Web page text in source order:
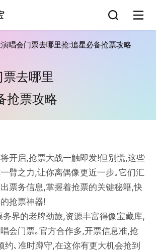
唱会门票去哪里抢:追星必备抢票攻略
去哪里
抢票攻略
开启,抢票大战一触即发!但别慌,这些
臂之力,让你离偶像更近一步｡它们汇
票务信息,掌握着抢票的关键秘籍,快
抢票神器!
务界的老牌劲旅,资源丰富得像宝藏库,
会门票｡官方合作多,开票信息准,抢
约､准时蹲守,在这你有更大机会抢到